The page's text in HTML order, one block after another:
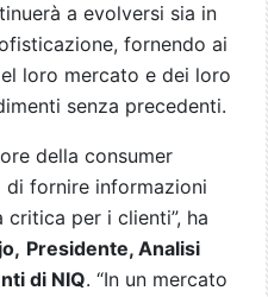
a evolversi sia in
fornendo ai
loro mercato e dei loro
senza precedenti.
della consumer
di fornire informazioni
per i clienti”, ha
Presidente, Analisi
di NIQ. “In un mercato